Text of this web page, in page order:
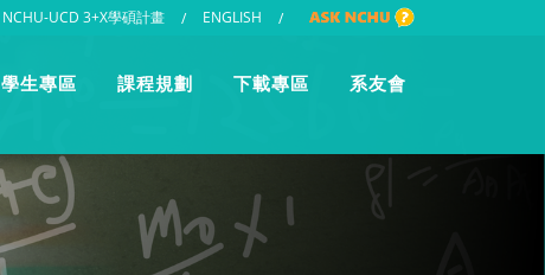
NCHU-UCD 3+X學碩計畫 / ENGLISH /
學生專區 課程規劃 下載專區 系友會